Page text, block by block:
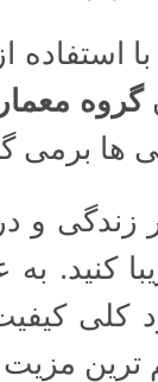
گروه
ها برمی
زندگی
کنید. به
کلی
مزیت